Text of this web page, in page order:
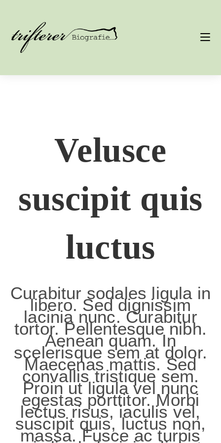
Velusce
suscipit quis
luctus
Curabitur sodales ligula in
libero. Sed dignissim
lacinia nunc. Curabitur
tortor. Pellentesque nibh.
Aenean quam. In
scelerisque sem at dolor.
Maecenas mattis. Sed
convallis tristique sem.
Proin ut ligula vel nunc
egestas porttitor. Morbi
lectus risus, iaculis vel,
suscipit quis, luctus non,
massa. Fusce ac turpis